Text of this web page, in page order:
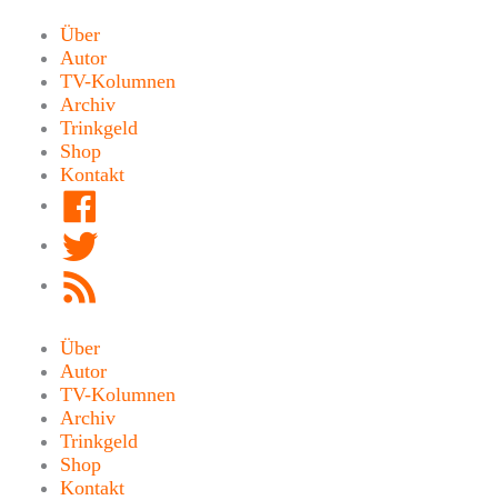
Inhalt
springen
Über
Autor
TV-Kolumnen
Archiv
Trinkgeld
Shop
Kontakt
Über
Autor
TV-Kolumnen
Archiv
Trinkgeld
Shop
Kontakt